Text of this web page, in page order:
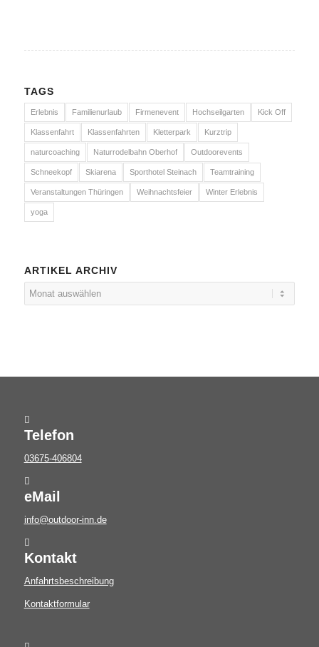
TAGS
Erlebnis Familienurlaub Firmenevent Hochseilgarten Kick Off
Klassenfahrt Klassenfahrten Kletterpark Kurztrip
naturcoaching Naturrodelbahn Oberhof Outdoorevents
Schneekopf Skiarena Sporthotel Steinach Teamtraining
Veranstaltungen Thüringen Weihnachtsfeier Winter Erlebnis
yoga
ARTIKEL ARCHIV
Telefon
03675-406804
eMail
info@outdoor-inn.de
Kontakt
Anfahrtsbeschreibung
Kontaktformular